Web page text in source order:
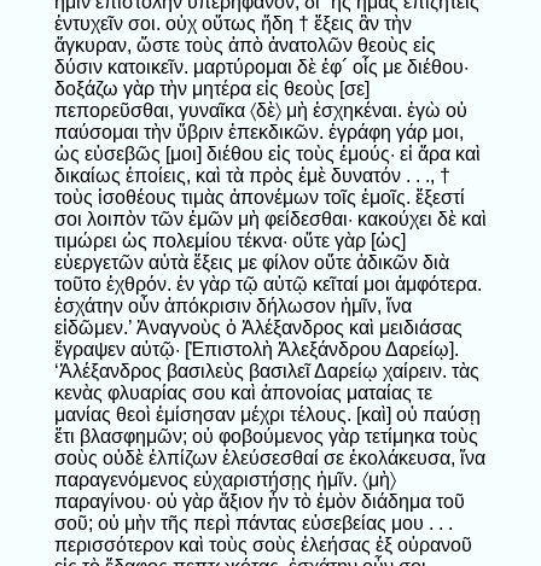
ἐντυχεῖν σοι. οὐχ οὕτως ἤδη † ἔξεις ἂν τὴν
ἄγκυραν, ὥστε τοὺς ἀπὸ ἀνατολῶν θεοὺς εἰς
δύσιν κατοικεῖν. μαρτύρομαι δὲ ἐφ´ οἷς με διέθου·
δοξάζω γὰρ τὴν μητέρα εἰς θεοὺς [σε]
πεπορεῦσθαι, γυναῖκα 〈δὲ〉 μὴ ἐσχηκέναι. ἐγὼ οὐ
παύσομαι τὴν ὕβριν ἐπεκδικῶν. ἐγράφη γάρ μοι,
ὡς εὐσεβῶς [μοι] διέθου εἰς τοὺς ἐμούς· εἰ ἄρα καὶ
δικαίως ἐποίεις, καὶ τὰ πρὸς ἐμὲ δυνατόν . . ., †
τοὺς ἰσοθέους τιμὰς ἀπονέμων τοῖς ἐμοῖς. ἔξεστί
σοι λοιπὸν τῶν ἐμῶν μὴ φείδεσθαι· κακούχει δὲ καὶ
τιμώρει ὡς πολεμίου τέκνα· οὔτε γὰρ [ὡς]
εὐεργετῶν αὐτὰ ἕξεις με φίλον οὔτε ἀδικῶν διὰ
τοῦτο ἐχθρόν. ἐν γὰρ τῷ αὐτῷ κεῖταί μοι ἀμφότερα.
ἐσχάτην οὖν ἀπόκρισιν δήλωσον ἡμῖν, ἵνα
εἰδῶμεν.’ Ἀναγνοὺς ὁ Ἀλέξανδρος καὶ μειδιάσας
ἔγραψεν αὐτῷ· [Ἐπιστολὴ Ἀλεξάνδρου Δαρείῳ].
‘Ἀλέξανδρος βασιλεὺς βασιλεῖ Δαρείῳ χαίρειν. τὰς
κενὰς φλυαρίας σου καὶ ἀπονοίας ματαίας τε
μανίας θεοὶ ἐμίσησαν μέχρι τέλους. [καὶ] οὐ παύσῃ
ἔτι βλασφημῶν; οὐ φοβούμενος γὰρ τετίμηκα τοὺς
σοὺς οὐδὲ ἐλπίζων ἐλεύσεσθαί σε ἐκολάκευσα, ἵνα
παραγενόμενος εὐχαριστήσῃς ἡμῖν. 〈μὴ〉
παραγίνου· οὐ γὰρ ἄξιον ἦν τὸ ἐμὸν διάδημα τοῦ
σοῦ; οὐ μὴν τῆς περὶ πάντας εὐσεβείας μου . . .
περισσότερον καὶ τοὺς σοὺς ἐλεήσας ἐξ οὐρανοῦ